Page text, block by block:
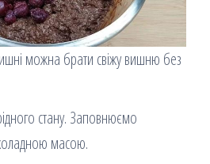
можна брати свіжу вишню без
стану. Заповнюємо
масою.